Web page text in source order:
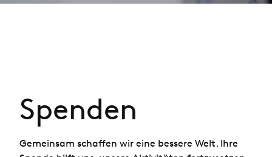
Spenden
Gemeinsam schaffen wir eine bessere Welt. Ihre